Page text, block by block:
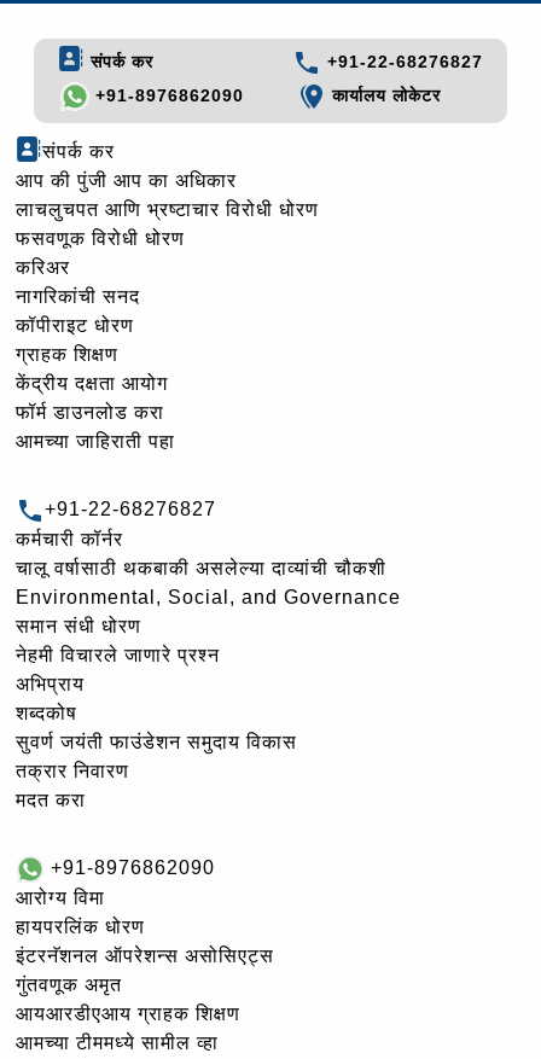
संपर्क कर
+91-22-68276827
+91-8976862090
कार्यालय लोकेटर
संपर्क कर
आप की पुंजी आप का अधिकार
लाचलुचपत आणि भ्रष्टाचार विरोधी धोरण
फसवणूक विरोधी धोरण
करिअर
नागरिकांची सनद
कॉपीराइट धोरण
ग्राहक शिक्षण
केंद्रीय दक्षता आयोग
फॉर्म डाउनलोड करा
आमच्या जाहिराती पहा
+91-22-68276827
कर्मचारी कॉर्नर
चालू वर्षासाठी थकबाकी असलेल्या दाव्यांची चौकशी
Environmental, Social, and Governance
समान संधी धोरण
नेहमी विचारले जाणारे प्रश्न
अभिप्राय
शब्दकोष
सुवर्ण जयंती फाउंडेशन समुदाय विकास
तक्रार निवारण
मदत करा
+91-8976862090
आरोग्य विमा
हायपरलिंक धोरण
इंटरनॅशनल ऑपरेशन्स असोसिएट्स
गुंतवणूक अमृत
आयआरडीएआय ग्राहक शिक्षण
आमच्या टीममध्ये सामील व्हा